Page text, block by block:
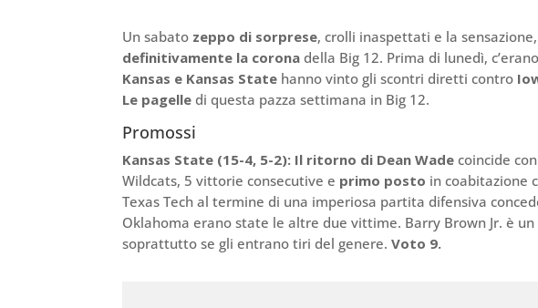
Un sabato zeppo di sorprese, crolli inaspettati e la
definitivamente la corona della Big 12. Prima di lunedì,
Kansas e Kansas State hanno vinto gli scontri diretti contro
Le pagelle di questa pazza settimana in Big 12.
Promossi
Kansas State (15-4, 5-2): Il ritorno di Dean Wade coincide
Wildcats, 5 vittorie consecutive e primo posto in coabitazione
Texas Tech al termine di una imperiosa partita difensiva
Oklahoma erano state le altre due vittime. Barry Brown Jr. è
soprattutto se gli entrano tiri del genere.Voto 9.